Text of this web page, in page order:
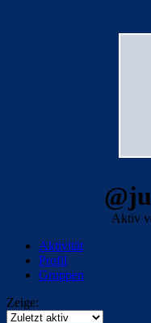
Aktiv
Aktivität
Profil
Gruppen
Zeige: